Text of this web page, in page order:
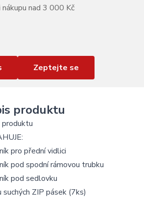
nákupu nad 3 000 Kč
Zeptejte se
produktu
produktu
pro přední vidlici
pod spodní rámovou trubku
pod sedlovku
suchých ZIP pásek (7ks)